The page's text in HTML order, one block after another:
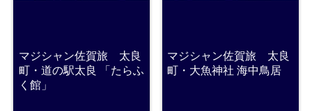
マジシャン佐賀旅 太良
町・道の駅太良 「たらふ
く館」
マジシャン佐賀旅 太良
町・大魚神社 海中鳥居